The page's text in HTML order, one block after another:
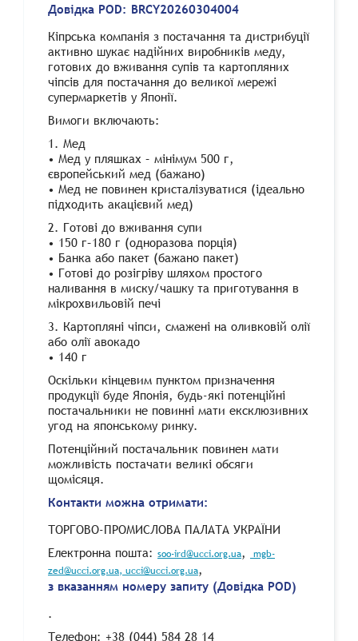
Довідка POD: BRCY20260304004
Кіпрська компанія з постачання та дистрибуції
активно шукає надійних виробників меду,
готових до вживання супів та картопляних
чіпсів для постачання до великої мережі
супермаркетів у Японії.
Вимоги включають:
1. Мед
• Мед у пляшках – мінімум 500 г,
європейський мед (бажано)
• Мед не повинен кристалізуватися (ідеально
підходить акацієвий мед)
2. Готові до вживання супи
• 150 г–180 г (одноразова порція)
• Банка або пакет (бажано пакет)
• Готові до розігріву шляхом простого
наливання в миску/чашку та приготування в
мікрохвильовій печі
3. Картопляні чіпси, смажені на оливковій олії
або олії авокадо
• 140 г
Оскільки кінцевим пунктом призначення
продукції буде Японія, будь-які потенційні
постачальники не повинні мати ексклюзивних
угод на японському ринку.
Потенційний постачальник повинен мати
можливість постачати великі обсяги
щомісяця.
Контакти можна отримати:
ТОРГОВО-ПРОМИСЛОВА ПАЛАТА УКРАЇНИ
Електронна пошта: soo-ird@ucci.org.ua,
mgb-
zed@ucci.org.ua, ucci@ucci.org.ua,
з вказанням номеру запиту (Довідка POD)
.
Телефон: +38 (044) 584 28 14